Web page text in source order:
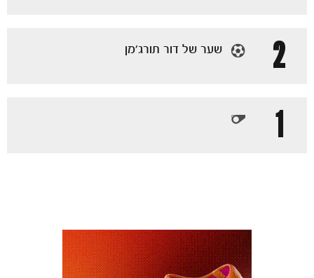
2 שער של דור תורג׳מן
1